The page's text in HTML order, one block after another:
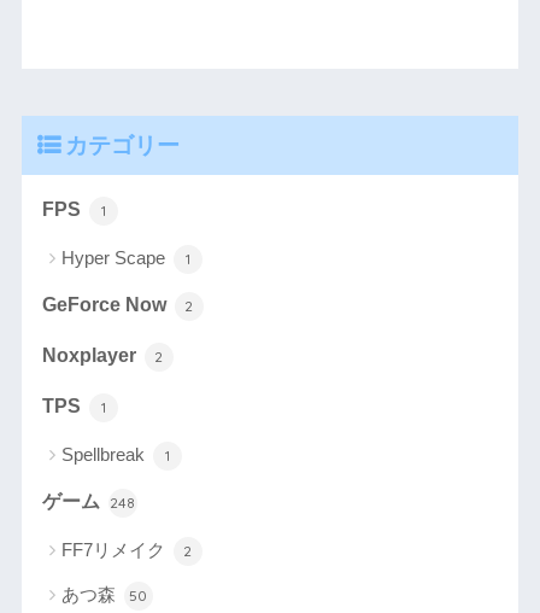
カテゴリー
FPS 1
Hyper Scape 1
GeForce Now 2
Noxplayer 2
TPS 1
Spellbreak 1
ゲーム 248
FF7リメイク 2
あつ森 50